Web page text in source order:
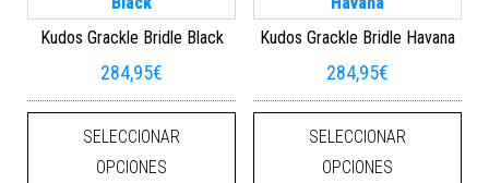
Kudos Grackle Bridle Black
284,95€
SELECCIONAR
OPCIONES
Este producto tiene múltiples
Kudos Grackle Bridle Havana
284,95€
SELECCIONAR
OPCIONES